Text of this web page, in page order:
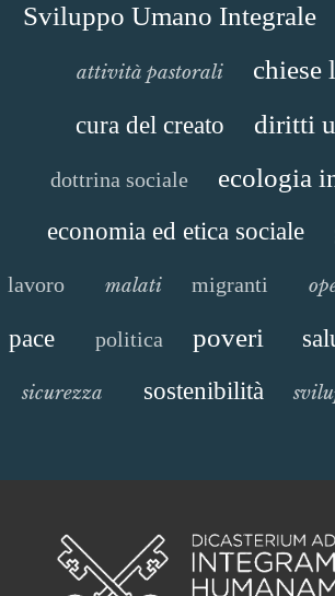
Sviluppo Umano Integrale
attività pastorali chiese
cura del creato diritti
dottrina sociale ecologia
economia ed etica sociale
lavoro malati migranti
pace politica poveri
sicurezza sostenibilità